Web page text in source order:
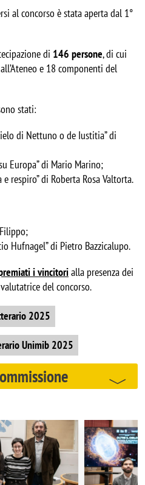
al concorso è stata aperta dal 1°
di 146 persone, di cui
e 18 componenti del
stati:
di Nettuno o de Iustitia” di
Europa” di Mario Marino;
e respiro” di Roberta Rosa Valtorta.
Hufnagel” di Pietro Bazzicalupo.
i vincitorialla presenza dei
del concorso.
2025
Unimib 2025